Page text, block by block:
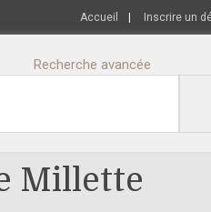
Accueil Inscrire un
Recherche avancée
Millette